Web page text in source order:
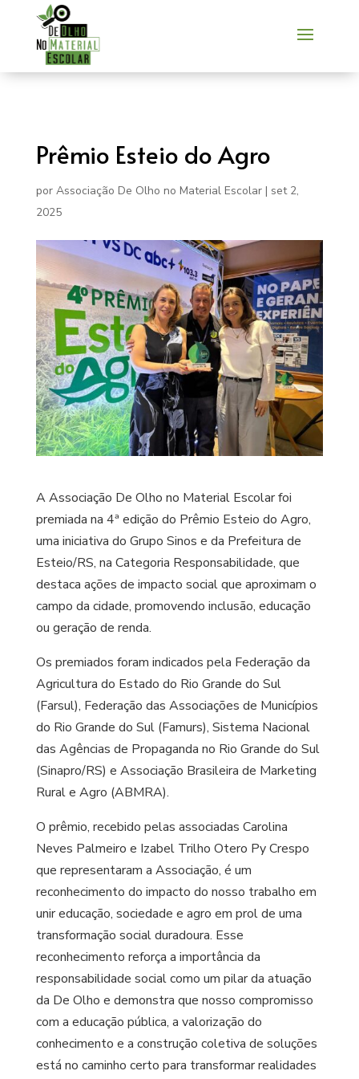
Prêmio Esteio do Agro
por Associação De Olho no Material Escolar| set 2,
2025
A Associação De Olho no Material Escolar foi
premiada na 4ª edição do Prêmio Esteio do Agro,
uma iniciativa do Grupo Sinos e da Prefeitura de
Esteio/RS, na Categoria Responsabilidade, que
destaca ações de impacto social que aproximam o
campo da cidade, promovendo inclusão, educação
ou geração de renda.
Os premiados foram indicados pela Federação da
Agricultura do Estado do Rio Grande do Sul
(Farsul), Federação das Associações de Municípios
do Rio Grande do Sul (Famurs), Sistema Nacional
das Agências de Propaganda no Rio Grande do Sul
(Sinapro/RS) e Associação Brasileira de Marketing
Rural e Agro (ABMRA).
O prêmio, recebido pelas associadas Carolina
Neves Palmeiro e Izabel Trilho Otero Py Crespo
que representaram a Associação, é um
reconhecimento do impacto do nosso trabalho em
unir educação, sociedade e agro em prol de uma
transformação social duradoura. Esse
reconhecimento reforça a importância da
responsabilidade social como um pilar da atuação
da De Olho e demonstra que nosso compromisso
com a educação pública, a valorização do
conhecimento e a construção coletiva de soluções
está no caminho certo para transformar realidades